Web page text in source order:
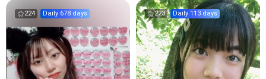
224 Daily 678 days 223 Daily 113 days